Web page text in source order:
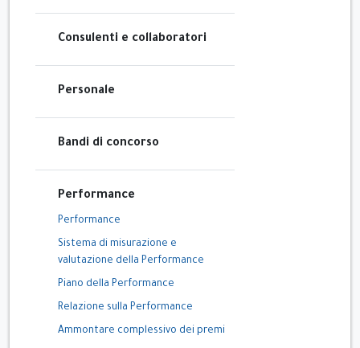
Consulenti e collaboratori
Personale
Bandi di concorso
Performance
Performance
Sistema di misurazione e
valutazione della Performance
Piano della Performance
Relazione sulla Performance
Ammontare complessivo dei premi